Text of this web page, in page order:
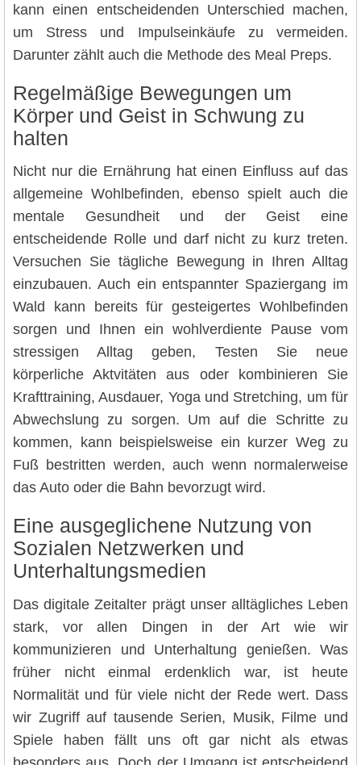
kann einen entscheidenden Unterschied machen,
um Stress und Impulseinkäufe zu vermeiden.
Darunter zählt auch die Methode des Meal Preps.
Regelmäßige Bewegungen um
Körper und Geist in Schwung zu
halten
Nicht nur die Ernährung hat einen Einfluss auf das
allgemeine Wohlbefinden, ebenso spielt auch die
mentale Gesundheit und der Geist eine
entscheidende Rolle und darf nicht zu kurz treten.
Versuchen Sie tägliche Bewegung in Ihren Alltag
einzubauen. Auch ein entspannter Spaziergang im
Wald kann bereits für gesteigertes Wohlbefinden
sorgen und Ihnen ein wohlverdiente Pause vom
stressigen Alltag geben, Testen Sie neue
körperliche Aktvitäten aus oder kombinieren Sie
Krafttraining, Ausdauer, Yoga und Stretching, um für
Abwechslung zu sorgen. Um auf die Schritte zu
kommen, kann beispielsweise ein kurzer Weg zu
Fuß bestritten werden, auch wenn normalerweise
das Auto oder die Bahn bevorzugt wird.
Eine ausgeglichene Nutzung von
Sozialen Netzwerken und
Unterhaltungsmedien
Das digitale Zeitalter prägt unser alltägliches Leben
stark, vor allen Dingen in der Art wie wir
kommunizieren und Unterhaltung genießen. Was
früher nicht einmal erdenklich war, ist heute
Normalität und für viele nicht der Rede wert. Dass
wir Zugriff auf tausende Serien, Musik, Filme und
Spiele haben fällt uns oft gar nicht als etwas